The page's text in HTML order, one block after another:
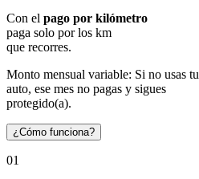
Con el pago por kilómetro
paga solo por los km
que recorres.
Monto mensual variable: Si no usas tu
auto, ese mes no pagas y sigues
protegido(a).
¿Cómo funciona?
01